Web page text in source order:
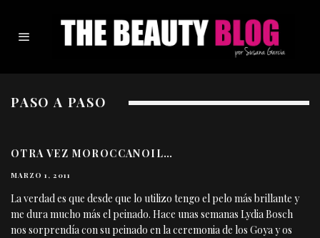
PASO A PASO
OTRA VEZ MOROCCANOIL…
MARZO 1, 2011
La verdad es que desde que lo utilizo tengo el pelo más brillante y
me dura mucho más el peinado. Hace unas semanas Lydia Bosch
nos sorprendía con su peinado en la ceremonia de los Goya y os